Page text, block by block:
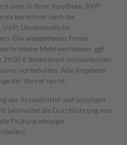
oder in Ihrer Apotheke. AVP:
berechnet nach der
Unverbindliche
Die angegebenen Preise
Mehrwertsteuer, ggf.
29,00 € Bestell­wert versand­kosten­
vorbehalten. Alle Angebote
der Vorrat reicht.
der Arzneimittel und sonstigen
beinhaltet die Durchführung von
Prüfung etwaiger